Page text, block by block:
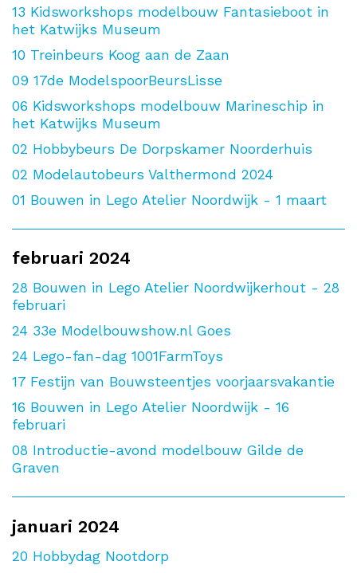
13 Kidsworkshops modelbouw Fantasieboot in
het Katwijks Museum
10 Treinbeurs Koog aan de Zaan
09 17de ModelspoorBeursLisse
06 Kidsworkshops modelbouw Marineschip in
het Katwijks Museum
02 Hobbybeurs De Dorpskamer Noorderhuis
02 Modelautobeurs Valthermond 2024
01 Bouwen in Lego Atelier Noordwijk - 1 maart
februari 2024
28 Bouwen in Lego Atelier Noordwijkerhout - 28
februari
24 33e Modelbouwshow.nl Goes
24 Lego-fan-dag 1001FarmToys
17 Festijn van Bouwsteentjes voorjaarsvakantie
16 Bouwen in Lego Atelier Noordwijk - 16
februari
08 Introductie-avond modelbouw Gilde de
Graven
januari 2024
20 Hobbydag Nootdorp